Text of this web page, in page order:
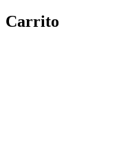
Carrito